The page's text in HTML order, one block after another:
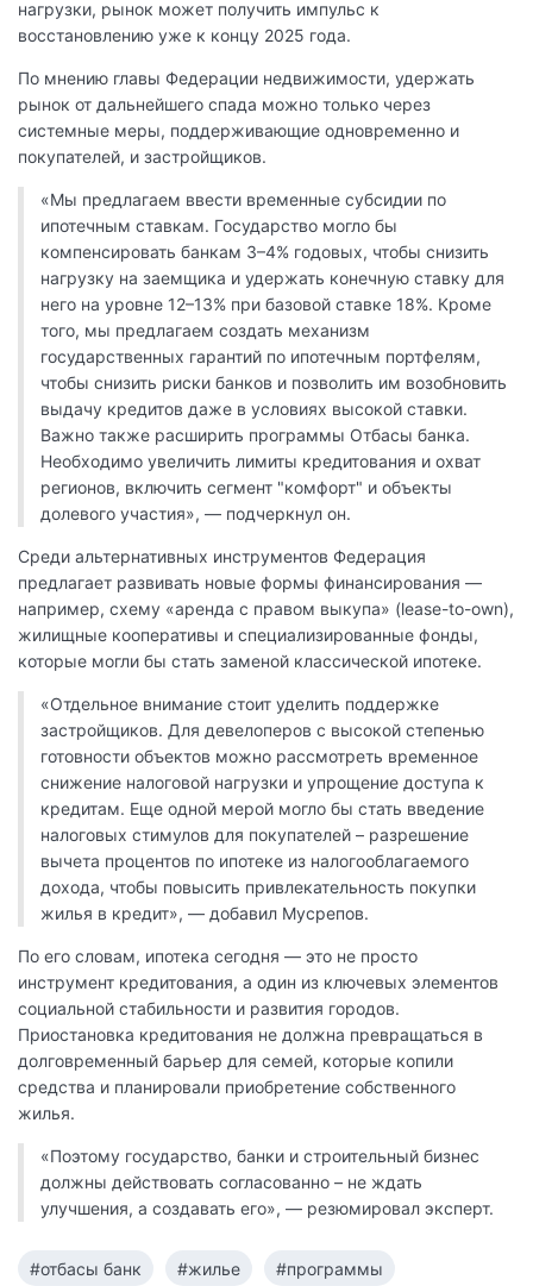
нагрузки, рынок может получить импульс к
восстановлению уже к концу 2025 года.
По мнению главы Федерации недвижимости, удержать
рынок от дальнейшего спада можно только через
системные меры, поддерживающие одновременно и
покупателей, и застройщиков.
«Мы предлагаем ввести временные субсидии по
ипотечным ставкам. Государство могло бы
компенсировать банкам 3–4% годовых, чтобы снизить
нагрузку на заемщика и удержать конечную ставку для
него на уровне 12–13% при базовой ставке 18%. Кроме
того, мы предлагаем создать механизм
государственных гарантий по ипотечным портфелям,
чтобы снизить риски банков и позволить им возобновить
выдачу кредитов даже в условиях высокой ставки.
Важно также расширить программы Отбасы банка.
Необходимо увеличить лимиты кредитования и охват
регионов, включить сегмент "комфорт" и объекты
долевого участия», — подчеркнул он.
Среди альтернативных инструментов Федерация
предлагает развивать новые формы финансирования —
например, схему «аренда с правом выкупа» (lease-to-own),
жилищные кооперативы и специализированные фонды,
которые могли бы стать заменой классической ипотеке.
«Отдельное внимание стоит уделить поддержке
застройщиков. Для девелоперов с высокой степенью
готовности объектов можно рассмотреть временное
снижение налоговой нагрузки и упрощение доступа к
кредитам. Еще одной мерой могло бы стать введение
налоговых стимулов для покупателей – разрешение
вычета процентов по ипотеке из налогооблагаемого
дохода, чтобы повысить привлекательность покупки
жилья в кредит», — добавил Мусрепов.
По его словам, ипотека сегодня — это не просто
инструмент кредитования, а один из ключевых элементов
социальной стабильности и развития городов.
Приостановка кредитования не должна превращаться в
долговременный барьер для семей, которые копили
средства и планировали приобретение собственного
жилья.
«Поэтому государство, банки и строительный бизнес
должны действовать согласованно – не ждать
улучшения, а создавать его», — резюмировал эксперт.
#отбасы банк #жилье #программы